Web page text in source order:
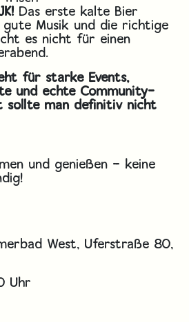
Das erste kalte Bier
Musik und die richtige
es nicht für einen
für starke Events,
und echte Community-
sollte man definitiv nicht
und genießen – keine
West, Uferstraße 80,
Uhr